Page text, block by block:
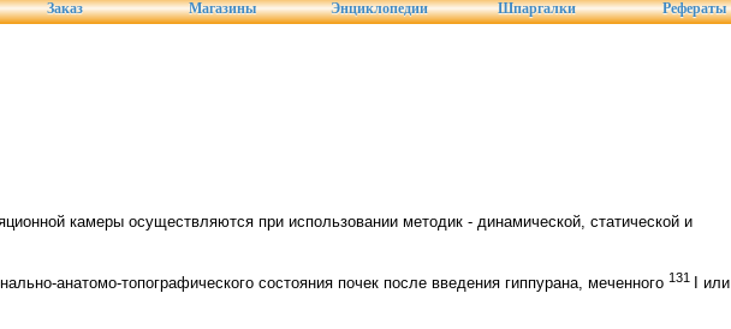
Заказ Магазины Энциклопедии Шпаргалки Рефераты
камеры осуществляются при использовании методик - динамической, статической и
анатомо-топографического состояния почек после введения гиппурана, меченного 131 I или